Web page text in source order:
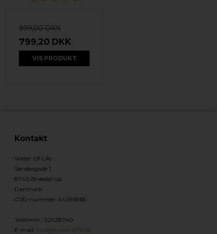
999,00 DKK
799,20 DKK
VIS PRODUKT
Kontakt
Water Of Life
Søndergade 1
8740 Brædstrup
Danmark
CVR-nummer: 44295865
Telefonnr.: 92928740
E-mail: Info@wateroflife.dk